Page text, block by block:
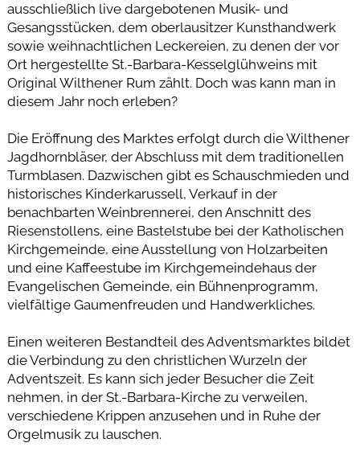
ausschließlich live dargebotenen Musik- und
Gesangsstücken, dem oberlausitzer Kunsthandwerk
sowie weihnachtlichen Leckereien, zu denen der vor
Ort hergestellte St.-Barbara-Kesselglühweins mit
Original Wilthener Rum zählt. Doch was kann man in
diesem Jahr noch erleben?
Die Eröffnung des Marktes erfolgt durch die Wilthener
Jagdhornbläser, der Abschluss mit dem traditionellen
Turmblasen. Dazwischen gibt es Schauschmieden und
historisches Kinderkarussell, Verkauf in der
benachbarten Weinbrennerei, den Anschnitt des
Riesenstollens, eine Bastelstube bei der Katholischen
Kirchgemeinde, eine Ausstellung von Holzarbeiten
und eine Kaffeestube im Kirchgemeindehaus der
Evangelischen Gemeinde, ein Bühnenprogramm,
vielfältige Gaumenfreuden und Handwerkliches.
Einen weiteren Bestandteil des Adventsmarktes bildet
die Verbindung zu den christlichen Wurzeln der
Adventszeit. Es kann sich jeder Besucher die Zeit
nehmen, in der St.-Barbara-Kirche zu verweilen,
verschiedene Krippen anzusehen und in Ruhe der
Orgelmusik zu lauschen.